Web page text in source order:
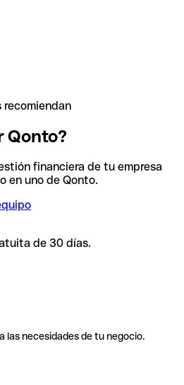
recomiendan
Qonto?
financiera de tu empresa
en uno de Qonto.
de 30 días.
las necesidades de tu negocio.